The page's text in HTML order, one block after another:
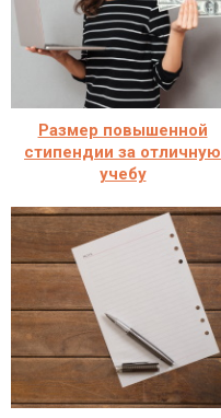
Размер повышенной
стипендии за отличную
учебу